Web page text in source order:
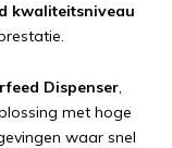
kwaliteitsniveau
Dispenser,
met hoge
waar snel